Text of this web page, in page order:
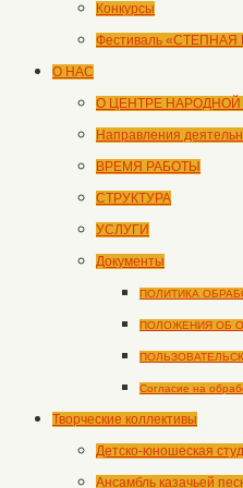
Конкурсы
Фестиваль «СТЕПНАЯ
О НАС
О ЦЕНТРЕ НАРОДНОЙ
Направления
ВРЕМЯ РАБОТЫ
СТРУКТУРА
УСЛУГИ
Документы
ПОЛИТИКА
ПОЛОЖЕНИЯ ОБ
Согласие на
Творческие коллективы
Детско-юношеская
Ансамбль казачьей